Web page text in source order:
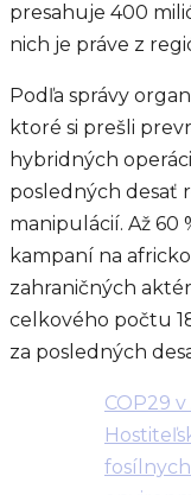
presahuje 400
nich je práve z
Podľa správy
ktoré si prešli
hybridných
posledných desať
manipulácií. Až 60
kampaní na
zahraničných
celkového počtu
za posledných
COP29